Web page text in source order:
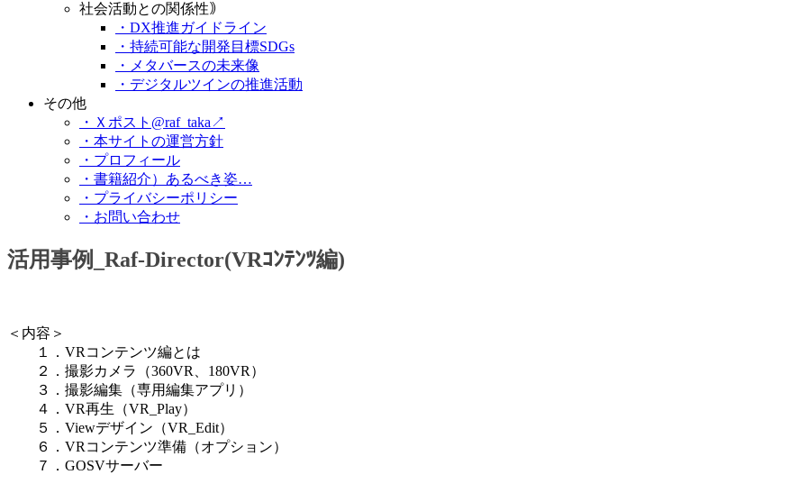
社会活動との関係性｠
・DX推進ガイドライン
・持続可能な開発目標SDGs
・メタバースの未来像
・デジタルツインの推進活動
その他
・Ｘポスト@raf_taka↗
・本サイトの運営方針
・プロフィール
・書籍紹介）あるべき姿…
・プライバシーポリシー
・お問い合わせ
活用事例_Raf-Director(VRｺﾝﾃﾝﾂ編)
＜内容＞
１．VRコンテンツ編とは
２．撮影カメラ（360VR、180VR）
３．撮影編集（専用編集アプリ）
４．VR再生（VR_Play）
５．Viewデザイン（VR_Edit）
６．VRコンテンツ準備（オプション）
７．GOSVサーバー